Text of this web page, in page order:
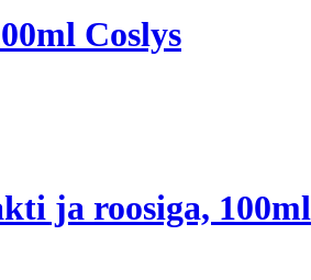
Coslys
ja roosiga, 100ml